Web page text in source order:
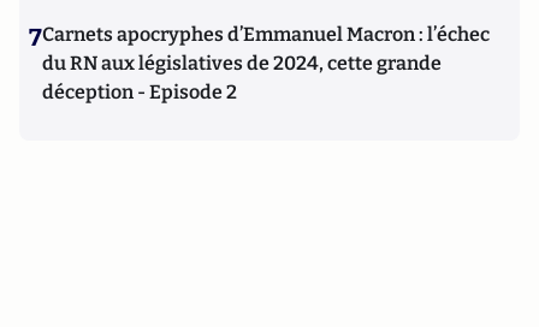
7Carnets apocryphes d’Emmanuel Macron : l’échec
du RN aux législatives de 2024, cette grande
déception - Episode 2